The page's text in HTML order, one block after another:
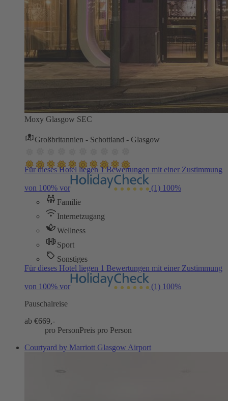
Moxy Glasgow SEC
Großbritannien - Schottland - Glasgow
Für dieses Hotel liegen 1 Bewertungen mit einer Zustimmung
von 100% vor (1) 100%
Familie
Internetzugang
Wellness
Sport
Sonstiges
Für dieses Hotel liegen 1 Bewertungen mit einer Zustimmung
von 100% vor (1) 100%
Pauschalreise
ab €669,-
pro PersonPreis pro Person
Courtyard by Marriott Glasgow Airport